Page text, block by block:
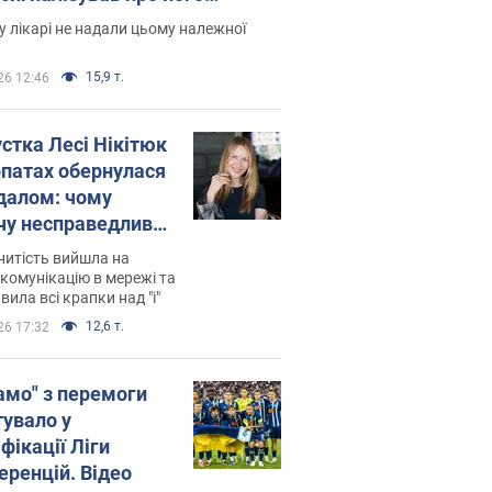
рак
лікарі не надали цьому належної
12:46 15,9 т.
Лесі Нікітюк
обернулася
чому
несправедливо
вийшла на
в мережі та
всі крапки над "і"
17:32 12,6 т.
з перемоги
у
Ліги
Відео